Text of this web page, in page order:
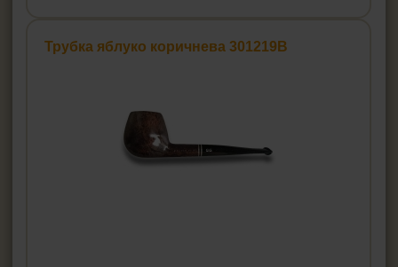
Трубка яблуко коричнева 301219B